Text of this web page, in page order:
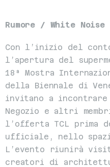
Rumore / White Noise
Con l’inizio del
l’apertura del
18ª Mostra
della Biennale di
invitano a
Negozio e altri
l’offerta TCL prima
ufficiale, nello
L’evento riunirà
creatori di